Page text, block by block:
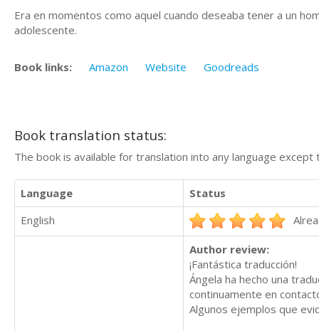
Era en momentos como aquel cuando deseaba tener a un
adolescente.
Book links: Amazon Website Goodreads
Book translation status:
The book is available for translation into any language
Language
Status
English
Author review:
¡Fantástica traducción!
Ángela ha hecho una
continuamente en
Algunos ejemplos que